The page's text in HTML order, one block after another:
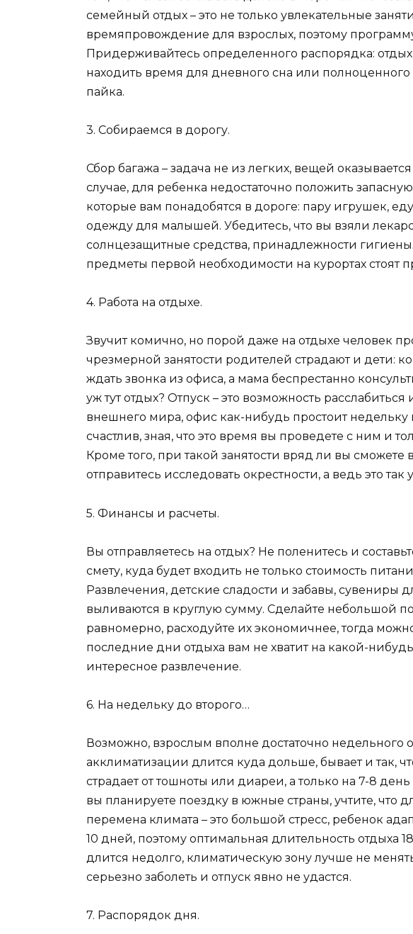
семейный отдых – это не только увлекательные
времяпровождение для взрослых, поэтому
Придерживайтесь определенного распорядка:
находить время для дневного сна или полноценного
пайка.
3. Собираемся в дорогу.
Сбор багажа – задача не из легких, вещей
случае, для ребенка недостаточно положить
которые вам понадобятся в дороге: пару игрушек,
одежду для малышей. Убедитесь, что вы взяли
солнцезащитные средства, принадлежности
предметы первой необходимости на курортах стоят
4. Работа на отдыхе.
Звучит комично, но порой даже на отдыхе человек
чрезмерной занятости родителей страдают и дети:
ждать звонка из офиса, а мама беспрестанно
уж тут отдых? Отпуск – это возможность
внешнего мира, офис как-нибудь простоит недельку
счастлив, зная, что это время вы проведете с ним и
Кроме того, при такой занятости вряд ли вы сможете
отправитесь исследовать окрестности, а ведь это так
5. Финансы и расчеты.
Вы отправляетесь на отдых? Не поленитесь и
смету, куда будет входить не только стоимость
Развлечения, детские сладости и забавы, сувениры
выливаются в круглую сумму. Сделайте небольшой
равномерно, расходуйте их экономичнее, тогда
последние дни отдыха вам не хватит на какой-
интересное развлечение.
6. На недельку до второго…
Возможно, взрослым вполне достаточно недельного
акклиматизации длится куда дольше, бывает и так,
страдает от тошноты или диареи, а только на 7-8
вы планируете поездку в южные страны, учтите, что
перемена климата – это большой стресс, ребенок
10 дней, поэтому оптимальная длительность отдыха
длится недолго, климатическую зону лучше не
серьезно заболеть и отпуск явно не удастся.
7. Распорядок дня.